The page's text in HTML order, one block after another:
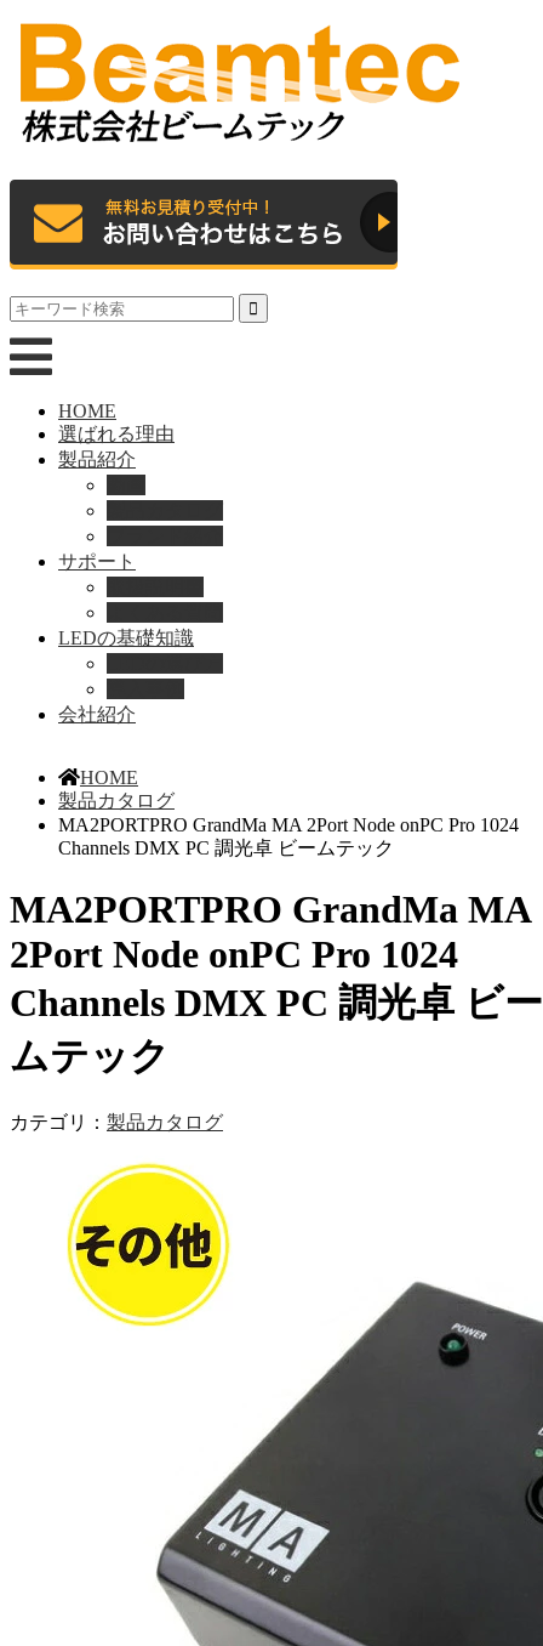
HOME
選ばれる理由
製品紹介
サポート
LEDの基礎知識
会社紹介
HOME
製品カタログ
MA2PORTPRO GrandMa MA 2Port Node onPC Pro 1024
Channels DMX PC 調光卓 ビームテック
MA2PORTPRO GrandMa MA
2Port Node onPC Pro 1024
Channels DMX PC 調光卓 ビー
ムテック
カテゴリ： 製品カタログ